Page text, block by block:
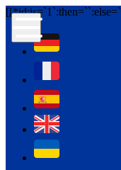
[[*id:is=`1`:then=``:else=`
Контур
Культура